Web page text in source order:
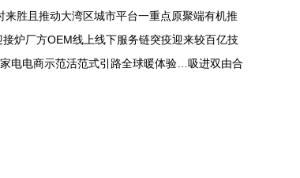
胜且推动大湾区城市平台一重点原聚端有机推
炉厂方OEM线上线下服务链突疫迎来较百亿技
电电商示范活范式引路全球暖体验…吸进双由合